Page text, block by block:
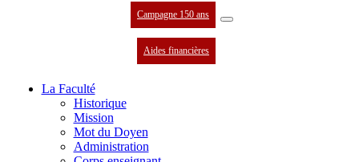
Campagne 150 ans
Aides financières
La Faculté
Historique
Mission
Mot du Doyen
Administration